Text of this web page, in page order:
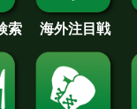
索 海外注目戦